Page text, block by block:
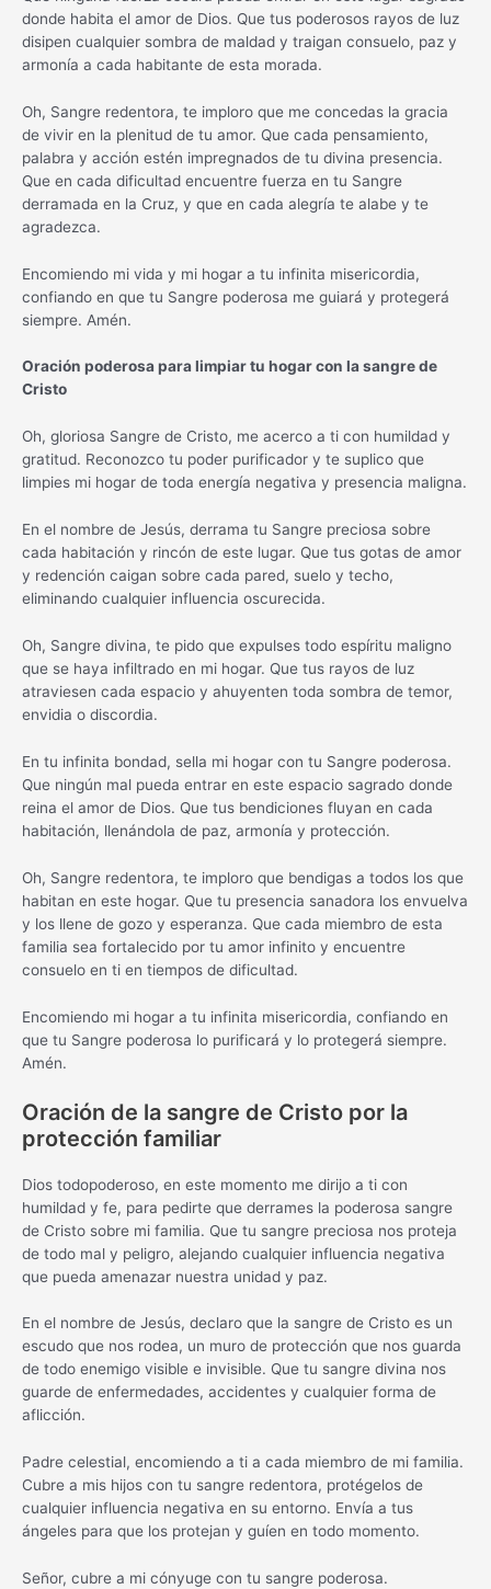
donde habita el amor de Dios. Que tus poderosos rayos de luz
disipen cualquier sombra de maldad y traigan consuelo, paz y
armonía a cada habitante de esta morada.
Oh, Sangre redentora, te imploro que me concedas la gracia
de vivir en la plenitud de tu amor. Que cada pensamiento,
palabra y acción estén impregnados de tu divina presencia.
Que en cada dificultad encuentre fuerza en tu Sangre
derramada en la Cruz, y que en cada alegría te alabe y te
agradezca.
Encomiendo mi vida y mi hogar a tu infinita misericordia,
confiando en que tu Sangre poderosa me guiará y protegerá
siempre. Amén.
Oración poderosa para limpiar tu hogar con la sangre de
Cristo
Oh, gloriosa Sangre de Cristo, me acerco a ti con humildad y
gratitud. Reconozco tu poder purificador y te suplico que
limpies mi hogar de toda energía negativa y presencia maligna.
En el nombre de Jesús, derrama tu Sangre preciosa sobre
cada habitación y rincón de este lugar. Que tus gotas de amor
y redención caigan sobre cada pared, suelo y techo,
eliminando cualquier influencia oscurecida.
Oh, Sangre divina, te pido que expulses todo espíritu maligno
que se haya infiltrado en mi hogar. Que tus rayos de luz
atraviesen cada espacio y ahuyenten toda sombra de temor,
envidia o discordia.
En tu infinita bondad, sella mi hogar con tu Sangre poderosa.
Que ningún mal pueda entrar en este espacio sagrado donde
reina el amor de Dios. Que tus bendiciones fluyan en cada
habitación, llenándola de paz, armonía y protección.
Oh, Sangre redentora, te imploro que bendigas a todos los que
habitan en este hogar. Que tu presencia sanadora los envuelva
y los llene de gozo y esperanza. Que cada miembro de esta
familia sea fortalecido por tu amor infinito y encuentre
consuelo en ti en tiempos de dificultad.
Encomiendo mi hogar a tu infinita misericordia, confiando en
que tu Sangre poderosa lo purificará y lo protegerá siempre.
Amén.
Oración de la sangre de Cristo por la
protección familiar
Dios todopoderoso, en este momento me dirijo a ti con
humildad y fe, para pedirte que derrames la poderosa sangre
de Cristo sobre mi familia. Que tu sangre preciosa nos proteja
de todo mal y peligro, alejando cualquier influencia negativa
que pueda amenazar nuestra unidad y paz.
En el nombre de Jesús, declaro que la sangre de Cristo es un
escudo que nos rodea, un muro de protección que nos guarda
de todo enemigo visible e invisible. Que tu sangre divina nos
guarde de enfermedades, accidentes y cualquier forma de
aflicción.
Padre celestial, encomiendo a ti a cada miembro de mi familia.
Cubre a mis hijos con tu sangre redentora, protégelos de
cualquier influencia negativa en su entorno. Envía a tus
ángeles para que los protejan y guíen en todo momento.
Señor, cubre a mi cónyuge con tu sangre poderosa.